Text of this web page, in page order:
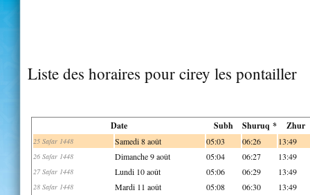
Liste des horaires pour cirey les pontailler
Date Subh Shuruq * Zhur
25 Safar 1448 Samedi 8 août 05:03 06:26 13:49
26 Safar 1448 Dimanche 9 août 05:04 06:27 13:49
27 Safar 1448 Lundi 10 août 05:06 06:29 13:49
28 Safar 1448 Mardi 11 août 05:08 06:30 13:49